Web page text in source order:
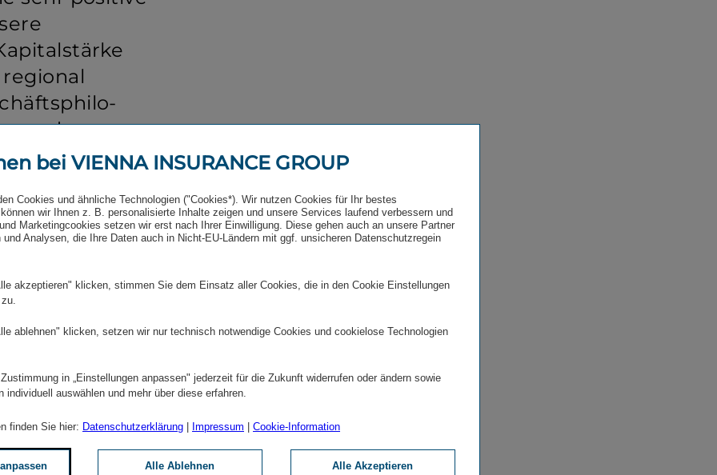
und
Handeln
für eine
in sehr
der
rechnet die VIG mit
Kapital­märkten. „
unserer
Grund der Unwetter­er­
bei VIENNA INSURANCE GROUP
Cookies und ähnliche Technologien ("Cookies*). Wir nutzen Cookies für Ihr bestes
wir Ihnen z. B. personalisierte Inhalte zeigen und unsere Services laufend verbessern und
Marketingcookies setzen wir erst nach Ihrer Einwilligung. Diese gehen auch an unsere Partner
und Analysen, die Ihre Daten auch in Nicht-EU-Ländern mit ggf. unsicheren Datenschutzregein
akzeptieren" klicken, stimmen Sie dem Einsatz aller Cookies, die in den Cookie Einstellungen
ablehnen" klicken, setzen wir nur technisch notwendige Cookies und cookielose Technologien
in „Einstellungen anpassen" jederzeit für die Zukunft widerrufen oder ändern sowie
individuell auswählen und mehr über diese erfahren.
finden Sie hier: Datenschutzerklärung | Impressum | Cookie-Information
Alle Ablehnen Alle Akzeptieren